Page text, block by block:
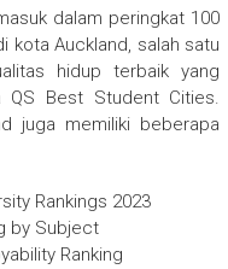
dalam peringkat 100
kota Auckland, salah satu
hidup terbaik yang
QS Best Student Cities.
juga memiliki beberapa
Rankings 2023
by Subject
Ranking